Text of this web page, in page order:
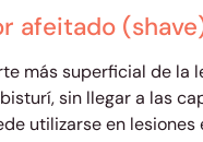
afeitado
más superficial de la
sin llegar a las
utilizarse en lesiones